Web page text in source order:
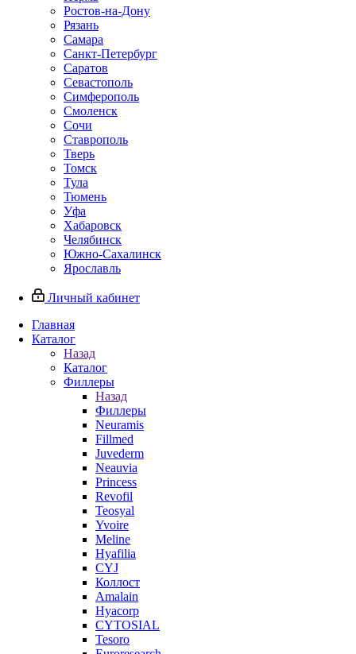
Ростов-на-Дону
Рязань
Самара
Санкт-Петербург
Саратов
Севастополь
Симферополь
Смоленск
Сочи
Ставрополь
Тверь
Томск
Тула
Тюмень
Уфа
Хабаровск
Челябинск
Южно-Сахалинск
Ярославль
Личный кабинет
Главная
Каталог
Назад
Каталог
Филлеры
Назад
Филлеры
Neuramis
Fillmed
Juvederm
Neauvia
Princess
Revofil
Teosyal
Yvoire
Meline
Hyafilia
CYJ
Коллост
Amalain
Hyacorp
CYTOSIAL
Tesoro